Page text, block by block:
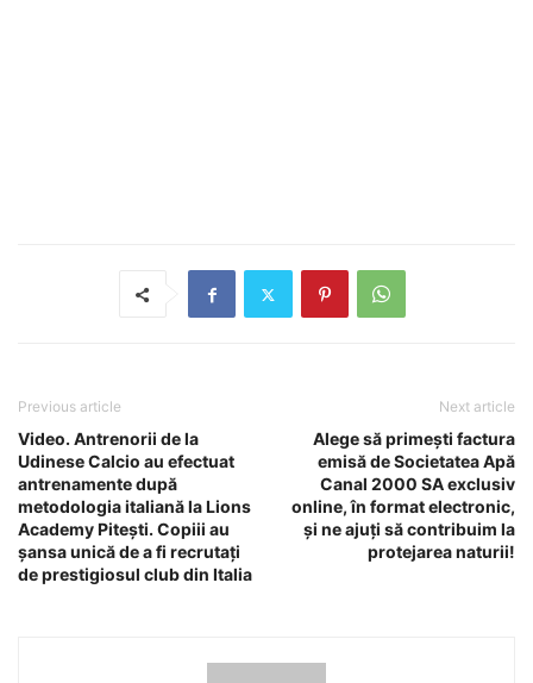
Previous article
Video. Antrenorii de la
Udinese Calcio au efectuat
antrenamente după
metodologia italiană la Lions
Academy Pitești. Copiii au
șansa unică de a fi recrutați
de prestigiosul club din Italia
Next article
Alege să primești factura
emisă de Societatea Apă
Canal 2000 SA exclusiv
online, în format electronic,
și ne ajuți să contribuim la
protejarea naturii!